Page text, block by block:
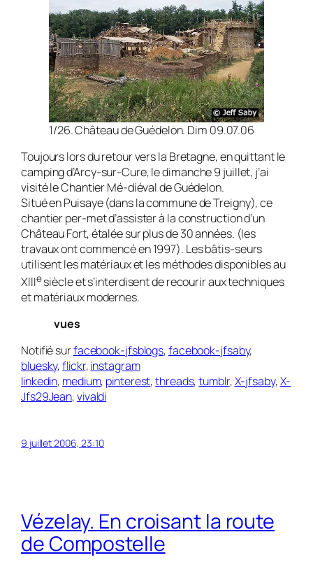
1/26. Château de Guédelon. Dim 09.07.06
Toujours lors du retour vers la Bretagne, en quittant le
camping d’Arcy-sur-Cure, le dimanche 9 juillet, j’ai
visité le Chantier Mé-diéval de Guédelon.
Situé en Puisaye (dans la commune de Treigny), ce
chantier per-met d’assister à la construction d’un
Château Fort, étalée sur plus de 30 années. (les
travaux ont commencé en 1997). Les bâtis-seurs
utilisent les matériaux et les méthodes disponibles au
XIIIesiècle et s’interdisent de recourir aux techniques
et matériaux modernes.
vues
Notifié surfacebook-jfsblogs,facebook-jfsaby,
bluesky,flickr,instagram
linkedin, medium, pinterest,threads,tumblr,X-jfsaby,X-
Jfs29Jean,vivaldi
9 juillet 2006, 23:10
Vézelay. En croisant la route
de Compostelle